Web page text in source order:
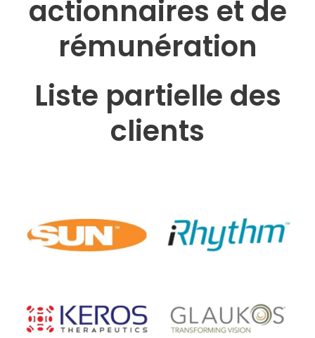
actionnaires et de
rémunération
Liste partielle des
clients